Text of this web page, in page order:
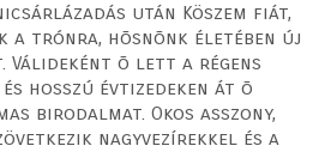
után Köszem fiát,
a trónra, hõsnõnk életében új
Válideként õ lett a régens
hosszú évtizedeken át õ
birodalmat. Okos asszony,
nagyvezírekkel és a